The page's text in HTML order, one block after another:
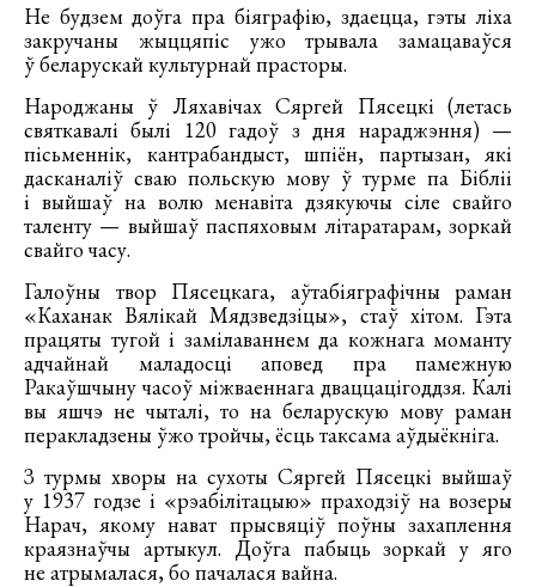
Не будзем доўга пра біяграфію, здаецца, гэты ліха
закручаны жыццяпіс ужо трывала замацаваўся
ў беларускай культурнай прасторы.
Народжаны ў Ляхавічах Сяргей Пясецкі (летась
святкавалі былі 120 гадоў з дня нараджэння) —
пісьменнік, кантрабандыст, шпіён, партызан, які
дасканаліў сваю польскую мову ў турме па Бібліі
і выйшаў на волю менавіта дзякуючы сіле свайго
таленту — выйшаў паспяховым літаратарам, зоркай
свайго часу.
Галоўны твор Пясецкага, аўтабіяграфічны раман
«Каханак Вялікай Мядзведзіцы», стаў хітом. Гэта
працяты тугой і замілаваннем да кожнага моманту
адчайнай маладосці аповед пра памежную
Ракаўшчыну часоў міжваеннага дваццацігоддзя. Калі
вы яшчэ не чыталі, то на беларускую мову раман
перакладзены ўжо тройчы, ёсць таксама аўдыёкніга.
З турмы хворы на сухоты Сяргей Пясецкі выйшаў
у 1937 годзе і «рэабілітацыю» праходзіў на возеры
Нарач, якому нават прысвяціў поўны захаплення
краязнаўчы артыкул. Доўга пабыць зоркай у яго
не атрымалася, бо пачалася вайна.